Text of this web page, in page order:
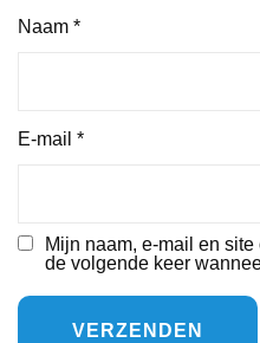
Naam *
E-mail *
Mijn naam, e-mail en
de volgende keer